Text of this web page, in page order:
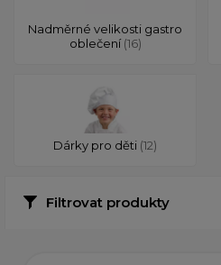
Nadměrné velikosti gastro
oblečení(16)
Dárky pro děti (12)
Filtrovat produkty